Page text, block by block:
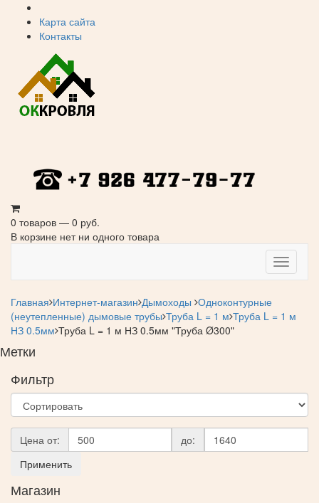
Карта сайта
Контакты
0 товаров — 0 руб.
В корзине нет ни одного товара
Главная Интернет-магазин Дымоходы Одноконтурные
(неутепленные) дымовые трубы Труба L = 1 м Труба L = 1 м
НЗ 0.5мм Труба L = 1 м НЗ 0.5мм "Труба Ø300"
Метки
Фильтр
Цена от:
до:
Применить
Магазин